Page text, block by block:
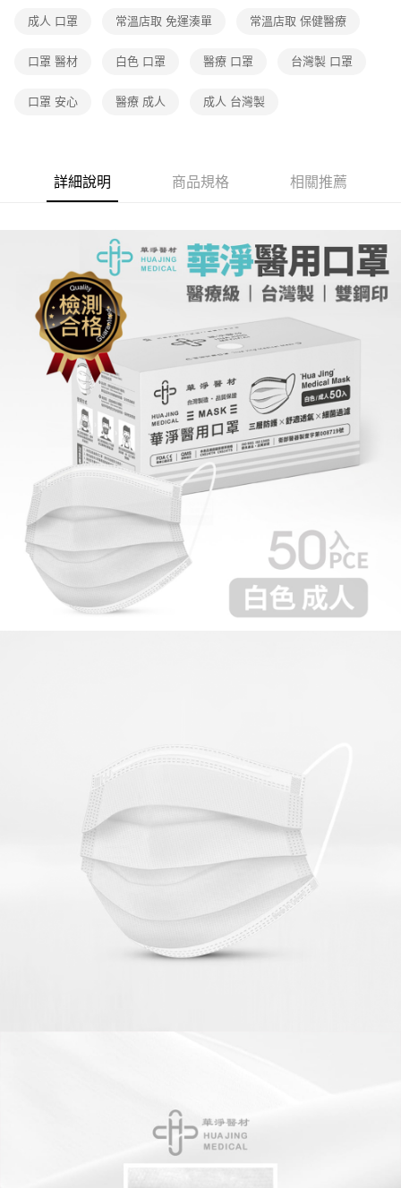
成人 口罩 常溫店取 免運湊單 常溫店取 保健醫療
口罩 醫材 白色 口罩 醫療 口罩 台灣製 口罩
口罩 安心 醫療 成人 成人 台灣製
詳細說明 商品規格 相關推薦